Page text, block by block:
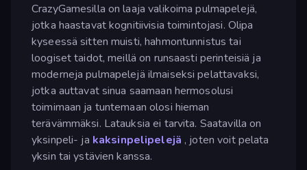
CrazyGamesilla on laaja valikoima pulmapelejä,
jotka haastavat kognitiivisia toimintojasi. Olipa
kyseessä sitten muisti, hahmontunnistus tai
loogiset taidot, meillä on runsaasti perinteisiä ja
moderneja pulmapelejä ilmaiseksi pelattavaksi,
jotka auttavat sinua saamaan hermosolusi
toimimaan ja tuntemaan olosi hieman
terävämmäksi. Latauksia ei tarvita. Saatavilla on
yksinpeli- ja kaksinpelipelejä , joten voit pelata
yksin tai ystävien kanssa.